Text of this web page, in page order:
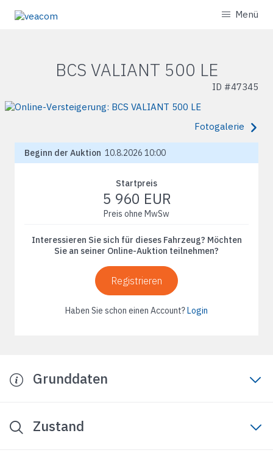
Menü
BCS VALIANT 500 LE
ID #47345
Fotogalerie
Beginn der Auktion 10.8.2026 10:00
Startpreis
5 960 EUR
Preis ohne MwSw
Interessieren Sie sich für dieses Fahrzeug? Möchten
Sie an seiner Online-Auktion teilnehmen?
Registrieren
Haben Sie schon einen Account?Login
Grunddaten
Zustand